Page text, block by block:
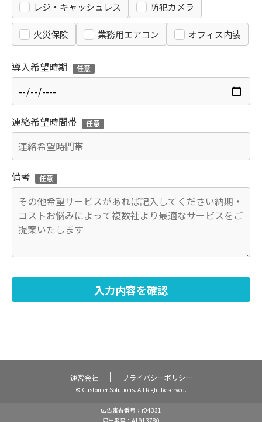
レジ・キャッシュレス 防犯カメラ
火災保険 業務用エアコン オフィス内装
導入希望時期 任意
連絡希望時間帯 任意
備考 任意
If you
are a
human,
入力内容を確認
運営会社 プライバシーポリシー
© Customer Solutions. All Right Reserved.
広告審査番号：r04331